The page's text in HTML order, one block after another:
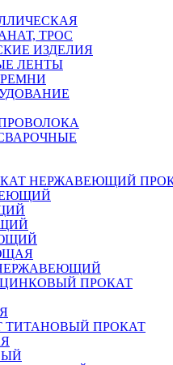
ТРОС
ИЗДЕЛИЯ
ЛЕНТЫ
НЕРЖАВЕЮЩИЙ
ЦИНКОВЫЙ ПРОКАТ
ТИТАНОВЫЙ ПРОКАТ